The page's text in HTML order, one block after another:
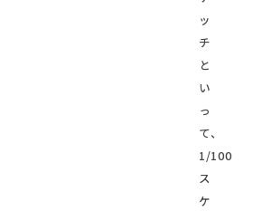
ッ
チ
と
い
っ
て、
1/100
ス
ケ